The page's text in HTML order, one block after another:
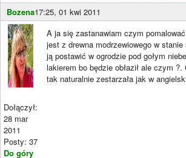
Bozena17:25, 01 kwi 2011
Dołączył:
28 mar
2011
Posty: 37
Do góry
A ja się zastanawiam czym
jest z drewna modrzewiowego w
ją postawić w ogrodzie pod gołym
lakierem bo będzie obłaził ale czym ?.
tak naturalnie zestarzała jak w